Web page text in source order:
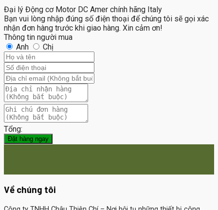
Đại lý Động cơ Motor DC Amer chính hãng Italy
Bạn vui lòng nhập đúng số điện thoại để chúng tôi sẽ gọi xác
nhận đơn hàng trước khi giao hàng. Xin cảm ơn!
Thông tin người mua
Anh
Chị
Tổng:
Đặt hàng ngay
Về chúng tôi